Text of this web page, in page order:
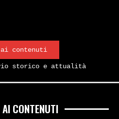
ai contenuti
storico e attualità
CONTENUTI